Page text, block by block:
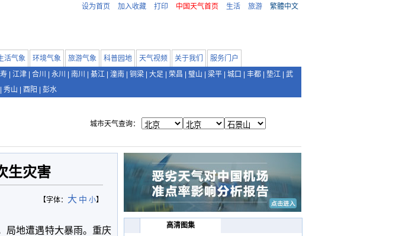
设为首页 加入收藏 打印 中国天气首页 生活 旅游 繁體中文
活气象 环境气象 旅游气象 科普园地 天气视频 关于我们
服务门户
江津 合川 永川 南川 綦江 潼南 铜梁 大足 荣昌 璧山 梁平 城口 丰都 垫江
武
秀山 酉阳 彭水
城市天气查询：
生灾害
【字体： 大 中 小】
局地遭遇特大暴雨。重庆
高清图集